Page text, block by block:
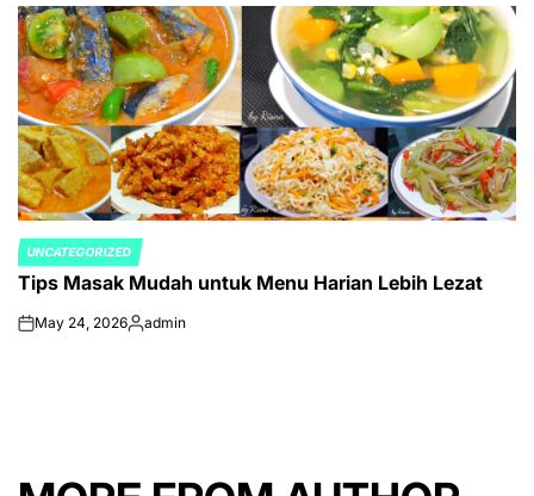
POSTED
IN
UNCATEGORIZED
Tips Masak Mudah untuk Menu Harian Lebih Lezat
onMay 24, 2026Posted
admin